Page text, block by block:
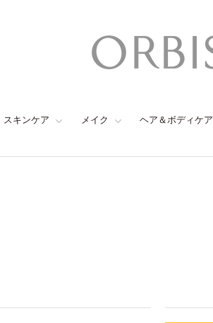
スキンケア メイク ヘア＆ボディケア